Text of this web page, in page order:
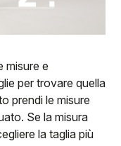
misure e
per trovare quella
prendi le misure
Se la misura
la taglia più